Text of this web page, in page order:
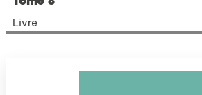
Livre